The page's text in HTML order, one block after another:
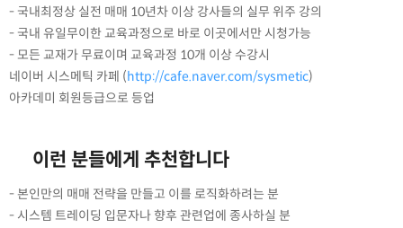
- 국내최정상 실전 매매 10년차 이상 강사들의 실무 위주 강의
- 국내 유일무이한 교육과정으로 바로 이곳에서만 시청가능
- 모든 교재가 무료이며 교육과정 10개 이상 수강시
네이버 시스메틱 카페 (http://cafe.naver.com/sysmetic)
아카데미 회원등급으로 등업
이런 분들에게 추천합니다
- 본인만의 매매 전략을 만들고 이를 로직화하려는 분
- 시스템 트레이딩 입문자나 향후 관련업에 종사하실 분